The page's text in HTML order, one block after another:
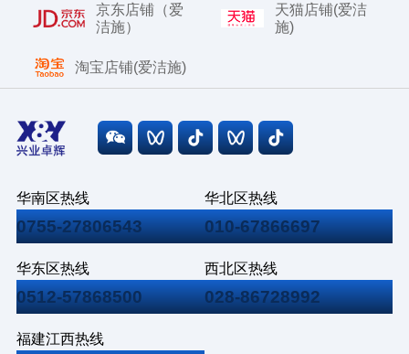
京东店铺（爱
洁施）
天猫店铺(爱洁
施)
淘宝店铺(爱洁施)
华南区热线
0755-27806543
华北区热线
010-67866697
华东区热线
0512-57868500
西北区热线
028-86728992
福建江西热线